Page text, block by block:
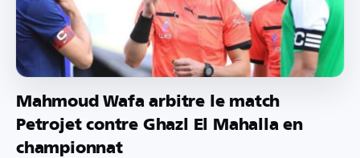
Mahmoud Wafa arbitre le match
Petrojet contre Ghazl El Mahalla en
championnat